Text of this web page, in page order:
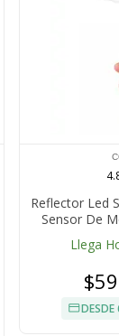
Reflector Led
Sensor De
Llega
DESDE